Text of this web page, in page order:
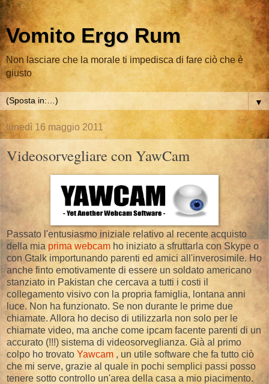
Vomito Ergo Rum
Non lasciare che la morale ti impedisca di fare ciò che è
giusto
▼
lunedì 16 maggio 2011
Videosorvegliare con YawCam
Passato l'entusiasmo iniziale relativo al recente acquisto
della mia prima webcam ho iniziato a sfruttarla con Skype o
con Gtalk importunando parenti ed amici all'inverosimile. Ho
anche finto emotivamente di essere un soldato americano
stanziato in Pakistan che cercava a tutti i costi il
collegamento visivo con la propria famiglia, lontana anni
luce. Non ha funzionato. Se non durante le prime due
chiamate. Allora ho deciso di utilizzarla non solo per le
chiamate video, ma anche come ipcam facente parenti di un
accurato (!!!) sistema di videosorveglianza. Già al primo
colpo ho trovato Yawcam , un utile software che fa tutto ciò
che mi serve, grazie al quale in pochi semplici passi posso
tenere sotto controllo un'area della casa a mio piacimento.